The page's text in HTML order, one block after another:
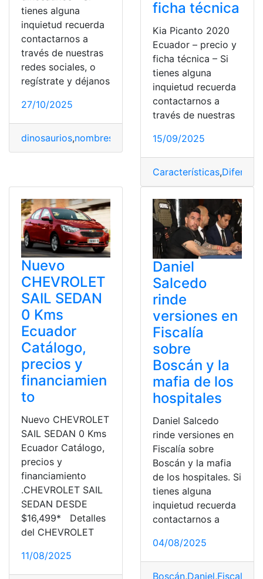
tienes alguna
inquietud recuerda
contactarnos a
través de nuestras
redes sociales, o
regístrate y déjanos
27/10/2025
dinosaurios,nombres Profesiones,versiones
ficha técnica
Kia Picanto 2020
Ecuador – precio y
ficha técnica – Si
tienes alguna
inquietud recuerda
contactarnos a
través de nuestras
15/09/2025
Características,
Nuevo
CHEVROLET
SAIL SEDAN
0 Kms
Ecuador
Catálogo,
precios y
financiamien
to
Nuevo CHEVROLET
SAIL SEDAN 0 Kms
Ecuador Catálogo,
precios y
financiamiento
.CHEVROLET SAIL
SEDAN DESDE
$16,499* Detalles
del CHEVROLET
11/08/2025
Daniel
Salcedo
rinde
versiones en
Fiscalía
sobre
Boscán y la
mafia de los
hospitales
Daniel Salcedo
rinde versiones en
Fiscalía sobre
Boscán y la mafia
de los hospitales. Si
tienes alguna
inquietud recuerda
contactarnos a
04/08/2025
Boscán,Daniel,Fiscalía